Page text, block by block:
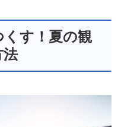
す！夏の観
法